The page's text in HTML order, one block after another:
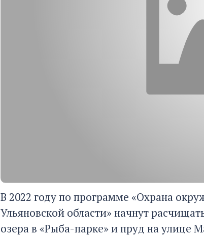
В 2022 году по программе «Охрана
Ульяновской области» начнут
озера в «Рыба-парке» и пруд на улице